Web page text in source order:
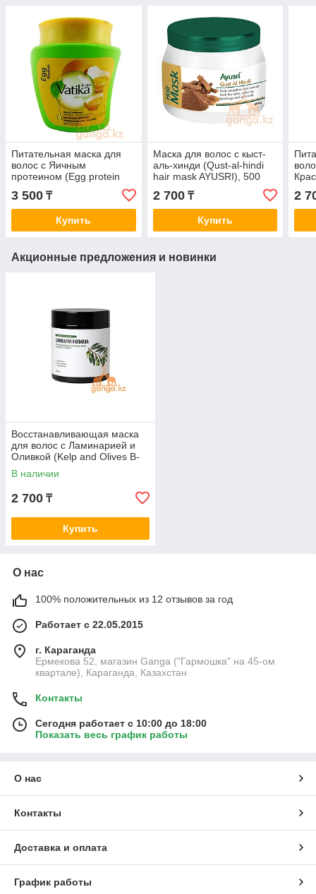
Питательная маска для
волос с Яичным
протеином (Egg protein
3 500 ₸
Купить
Маска для волос с кыст-
аль-хинди (Qust-al-hindi
hair mask AYUSRI), 500
2 700₸
Купить
2
Акционные предложения и новинки
Восстанавливающая маска
для волос с Ламинарией и
Оливкой (Kelp and Olives B-
love), 500 грамм
В наличии
2 700 ₸
Купить
О нас
100% положительных из 12 отзывов за год
Работает с 22.05.2015
г. Караганда
Ермекова 52, магазин Ganga ("Гармошка" на 45-ом
квартале), Караганда, Казахстан
Контакты
Сегодня работает с 10:00 до 18:00
Показать весь график работы
О нас
Контакты
Доставка и оплата
График работы